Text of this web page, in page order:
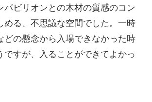
パビリオンとの木材の質感のコン
める、不思議な空間でした。一時
どの懸念から入場できなかった時
ですが、入ることができてよかっ